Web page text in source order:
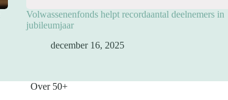
Volwassenenfonds helpt recordaantal deelnemers in
jubileumjaar
december 16, 2025
Over 50+